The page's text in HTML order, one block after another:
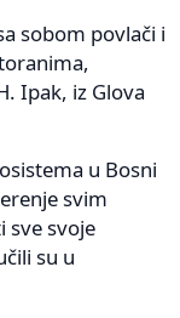
sobom povlači i
Ipak, iz Glova
u Bosni
svim
sve svoje
su u